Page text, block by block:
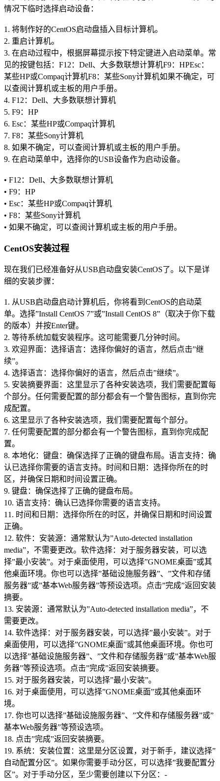
情况下临时选择启动设备：
1. 将制作好的CentOS启动盘插入目标计算机。
2. 重启计算机。
3. 在启动过程中，根据屏幕提示按下特定键进入启动菜单。常
见的按键包括：F12：Dell、大多数联想计算机F9：HPEsc：
某些HP或Compaq计算机F8：某些Sony计算机如果不确定，可
以查阅计算机或主板的用户手册。
4. F12：Dell、大多数联想计算机
5. F9：HP
6. Esc：某些HP或Compaq计算机
7. F8：某些Sony计算机
8. 如果不确定，可以查阅计算机或主板的用户手册。
9. 在启动菜单中，选择你的USB设备作为启动设备。
• F12：Dell、大多数联想计算机
• F9：HP
• Esc：某些HP或Compaq计算机
• F8：某些Sony计算机
• 如果不确定，可以查阅计算机或主板的用户手册。
CentOS安装过程
现在我们已经准备好从USB启动盘安装CentOS了。以下是详
细的安装步骤：
1. 从USB启动盘启动计算机后，你将看到CentOS的启动菜
单。选择”Install CentOS 7”或”Install CentOS 8”（取决于你下载
的版本）并按Enter键。
2. 等待系统加载安装程序。这可能需要几分钟时间。
3. 欢迎界面：选择语言：选择你偏好的语言，然后点击”继
续”。
4. 选择语言：选择你偏好的语言，然后点击”继续”。
5. 安装摘要界面：这里显示了各种安装选项，我们需要配置每
个部分。任何需要配置的部分都会有一个警告图标，直到你完
成配置。
6. 这里显示了各种安装选项，我们需要配置每个部分。
7. 任何需要配置的部分都会有一个警告图标，直到你完成配
置。
8. 本地化：键盘：确保选择了正确的键盘布局。语言支持：确
认已选择你需要的语言支持。时间和日期：选择你所在的时
区，并确保日期和时间设置正确。
9. 键盘：确保选择了正确的键盘布局。
10. 语言支持：确认已选择你需要的语言支持。
11. 时间和日期：选择你所在的时区，并确保日期和时间设置
正确。
12. 软件：安装源：通常默认为”Auto-detected installation
media”，不需要更改。软件选择：对于服务器安装，可以选
择”最小安装”。对于桌面使用，可以选择”GNOME桌面”或其
他桌面环境。你也可以选择”基础设施服务器”、”文件和存储
服务器”或”基本Web服务器”等预设选项。点击”完成”返回安装
摘要。
13. 安装源：通常默认为”Auto-detected installation media”，不
需要更改。
14. 软件选择：对于服务器安装，可以选择”最小安装”。对于
桌面使用，可以选择”GNOME桌面”或其他桌面环境。你也可
以选择”基础设施服务器”、”文件和存储服务器”或”基本Web服
务器”等预设选项。点击”完成”返回安装摘要。
15. 对于服务器安装，可以选择”最小安装”。
16. 对于桌面使用，可以选择”GNOME桌面”或其他桌面环
境。
17. 你也可以选择”基础设施服务器”、”文件和存储服务器”或”
基本Web服务器”等预设选项。
18. 点击”完成”返回安装摘要。
19. 系统：安装位置：这里是分区设置，对于新手，建议选择”
自动配置分区”。如果你需要手动分区，可以选择”我要配置分
区”。对于手动分区，至少需要创建以下分区：-